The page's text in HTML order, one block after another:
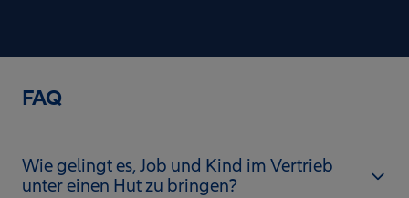
FAQ
Wie gelingt es, Job und Kind im Vertrieb
unter einen Hut zu bringen?